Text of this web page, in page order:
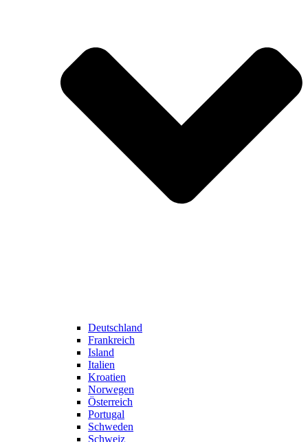
Deutschland
Frankreich
Island
Italien
Kroatien
Norwegen
Österreich
Portugal
Schweden
Schweiz